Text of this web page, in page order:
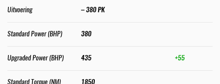
Uitvoering – 380 PK
Standard Power (BHP) 380
Upgraded Power (BHP) 435 +55
Standard Torque (NM) 1850